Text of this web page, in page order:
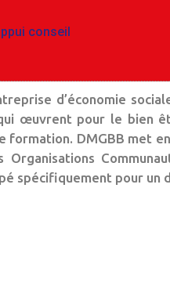
conseil
d’économie
œuvrent pour le bien
formation. DMGBB met
Organisations
spécifiquement pour un